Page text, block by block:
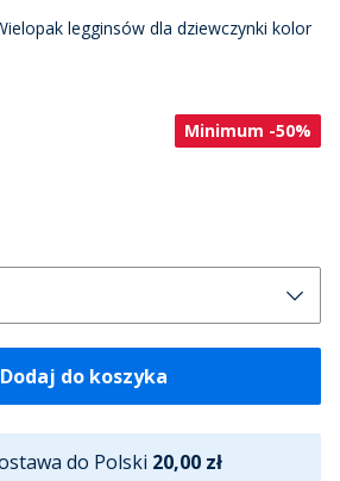
legginsów dla dziewczynki kolor
Minimum -50%
Dodaj do koszyka
do Polski 20,00 zł